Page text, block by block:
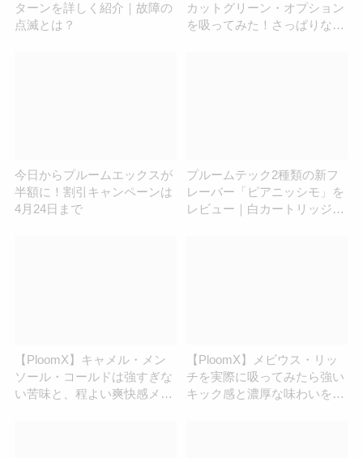
ターンを詳しく紹介｜故障の
点滅とは？
カットグリーン・オプション
を吸ってみた！さっぱりな味
今日からプルームエックスが
半額に！割引キャンペーンは
4月24日まで
プルームテック2種類の新フ
レーバー「ピアニッシモ」を
レビュー｜白カートリッジの
【PloomX】キャメル・メン
ソール・コールドは強すぎな
い苦味と、程よい爽快感メン
【PloomX】メビウス・リッ
チを実際に吸ってみたら強い
キック感と濃厚な味わいを感